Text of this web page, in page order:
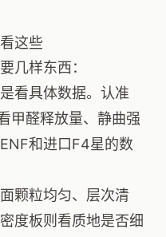
这些
几样东西：
看具体数据。认准
甲醛释放量、静曲强
和进口F4星的数
颗粒均匀、层次清
度板则看质地是否细